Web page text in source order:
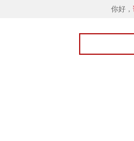
你好，